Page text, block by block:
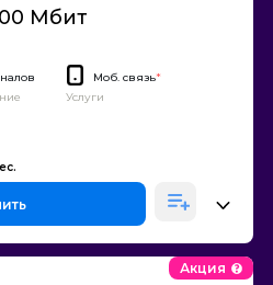
Мбит
Моб. связь*
Услуги
Акция